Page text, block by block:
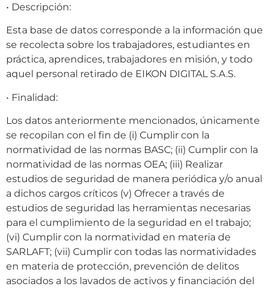
• Descripción:
Esta base de datos corresponde a la información que
se recolecta sobre los trabajadores, estudiantes en
práctica, aprendices, trabajadores en misión, y todo
aquel personal retirado de EIKON DIGITAL S.A.S.
• Finalidad:
Los datos anteriormente mencionados, únicamente
se recopilan con el fin de (i) Cumplir con la
normatividad de las normas BASC; (ii) Cumplir con la
normatividad de las normas OEA; (iii) Realizar
estudios de seguridad de manera periódica y/o anual
a dichos cargos críticos (v) Ofrecer a través de
estudios de seguridad las herramientas necesarias
para el cumplimiento de la seguridad en el trabajo;
(vi) Cumplir con la normatividad en materia de
SARLAFT; (vii) Cumplir con todas las normatividades
en materia de protección, prevención de delitos
asociados a los lavados de activos y financiación del